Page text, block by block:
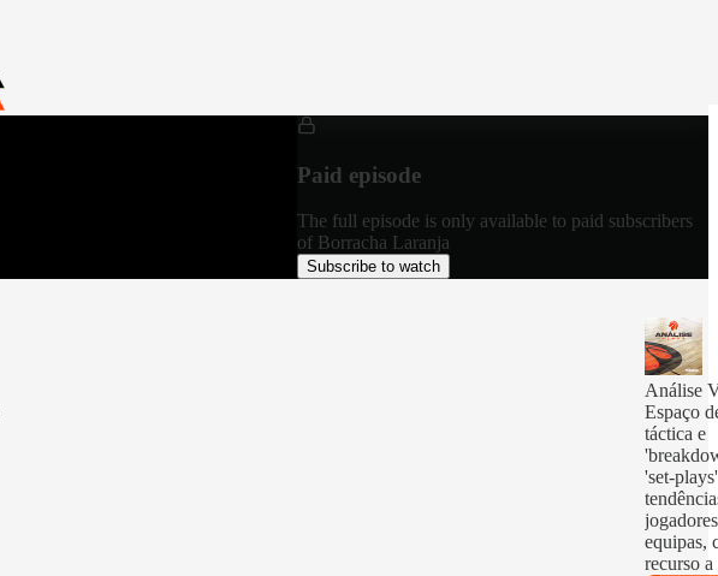
Paid episode
The full episode is only available to paid subscribers
of Borracha Laranja
Subscribe to watch
Análise
Espaço
táctica e
'set-
equipas,
recurso